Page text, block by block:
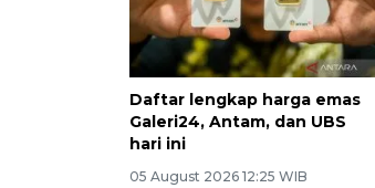
Daftar lengkap harga emas
Galeri24, Antam, dan UBS
hari ini
05 August 2026 12:25 WIB